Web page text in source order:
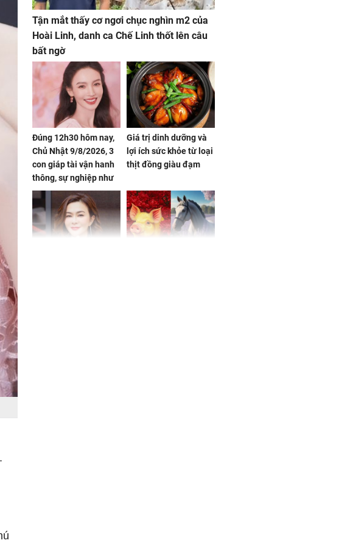
Tận mắt thấy cơ ngơi chục nghìn m2 của
Hoài Linh, danh ca Chế Linh thốt lên câu
bất ngờ
Đúng 12h30 hôm nay,
Chủ Nhật 9/8/2026, 3
con giáp tài vận hanh
thông, sự nghiệp như
'cá chép hóa Rồng', vét
cạn lộc lá trong thiên
hạ
Giá trị dinh dưỡng và
lợi ích sức khỏe từ loại
thịt đồng giàu đạm